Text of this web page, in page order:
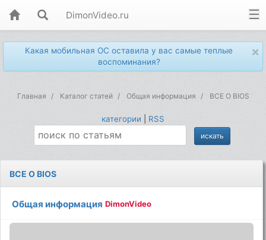
DimonVideo.ru
×
Какая мобильная ОС оставила у вас самые теплые
воспоминания?
Главная Каталог статей Общая информация ВСЕ О BIOS
категории RSS
ВСЕ О BIOS
Общая информация DimonVideo